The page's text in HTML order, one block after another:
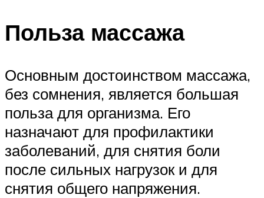
Польза массажа
Основным достоинством массажа,
без сомнения, является большая
польза для организма. Его
назначают для профилактики
заболеваний, для снятия боли
после сильных нагрузок и для
снятия общего напряжения.